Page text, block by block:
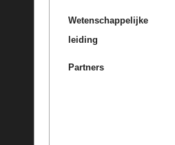
Wetenschappelijke
leiding
Partners